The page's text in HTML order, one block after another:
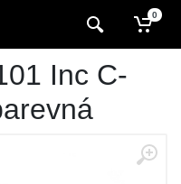
0
Inc C-